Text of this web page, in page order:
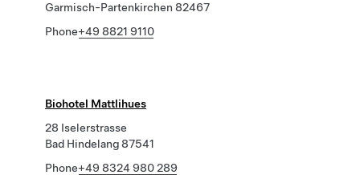
Garmisch-Partenkirchen 82467
Phone+49 8821 9110
Biohotel Mattlihues
28 Iselerstrasse
Bad Hindelang 87541
Phone+49 8324 980 289